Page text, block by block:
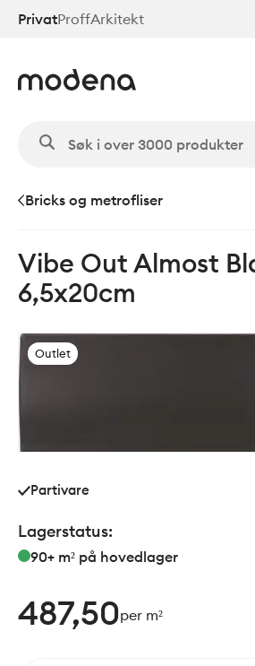
Hopp
PrivatProffArkitekt
Bricks og metrofliser
Vibe Out Almost
6,5x20cm
Outlet
Partivare
Lagerstatus:
90+ m² på hovedlager
487,50per m²